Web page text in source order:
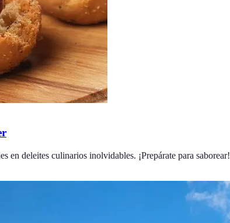
en deleites culinarios inolvidables. ¡Prepárate para saborear!